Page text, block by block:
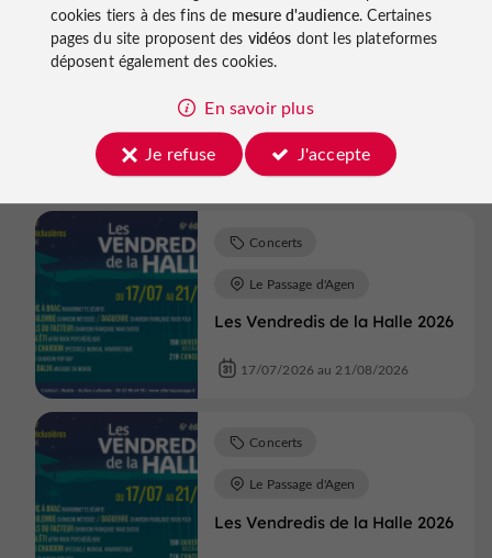
Couthures sur Garonne en
Fête
Concerts
Couthures-sur-Garonne
07/08/2026 au 09/08/2026
Les Vendredis de la Halle 2026
Concerts
Le Passage d'Agen
17/07/2026 au 21/08/2026
Les Vendredis de la Halle 2026
Concerts
Le Passage d'Agen
cookies tiers à des fins de mesure d'audience. Certaines
pages du site proposent des vidéos dont les plateformes
déposent également des cookies.
En savoir plus
Je refuse
J'accepte